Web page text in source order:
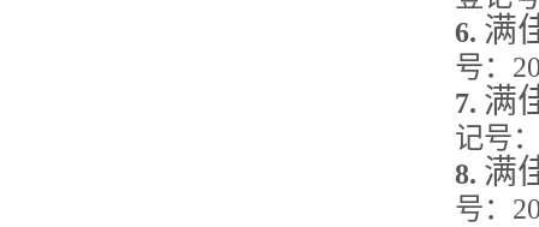
6. 满
号： 2
7. 满
记号
8. 满
号： 2